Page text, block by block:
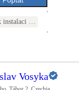
i velké turbíny
Vosyka